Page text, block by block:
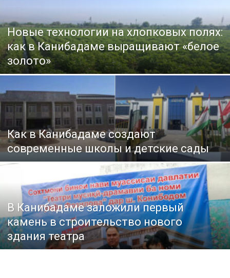
Новые технологии на хлопковых полях:
как в Канибадаме выращивают «белое
золото»
Как в Канибадаме создают
современные школы и детские сады
В Канибадаме заложили первый
камень в строительство нового
здания театра